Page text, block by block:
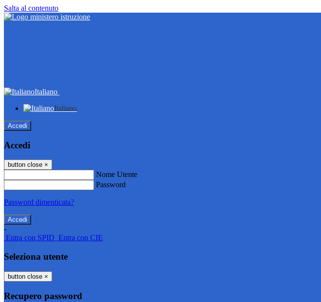
Salta al contenuto
Italiano
Italiano
Accedi
Accedi
button close ×
Nome Utente
Password
Password dimenticata?
-
Entra con SPID Entra con CIE
Seleziona utente
button close ×
Recupero password